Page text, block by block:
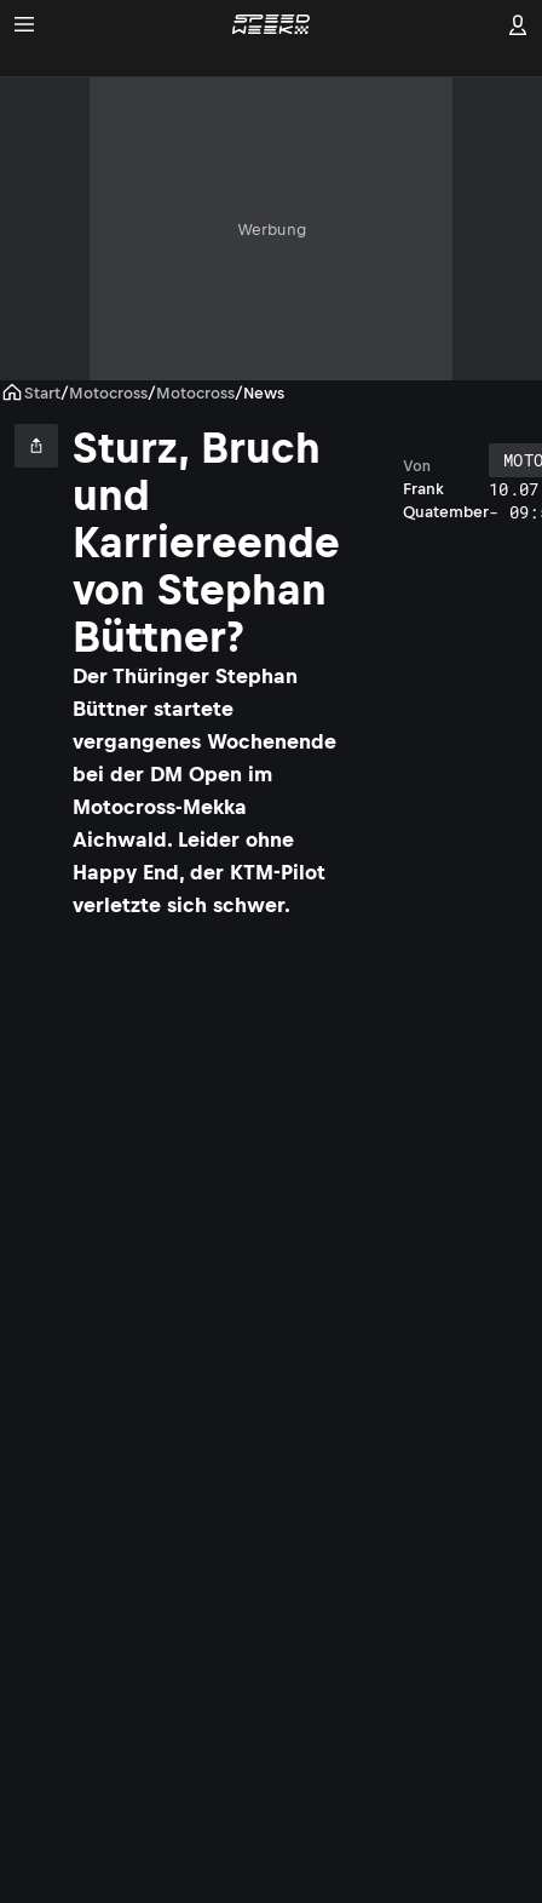
Werbung
Start/Motocross/Motocross/News
Sturz, Bruch
und
Karriereende
von Stephan
Büttner?
Der Thüringer Stephan
Büttner startete
vergangenes Wochenende
bei der DM Open im
Motocross-Mekka
Aichwald. Leider ohne
Happy End, der KTM-Pilot
verletzte sich schwer.
Frank
Quatember
Von
-